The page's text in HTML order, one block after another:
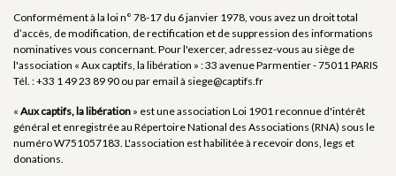
Conformément à la loi n° 78-17 du 6 janvier 1978, vous avez un droit total
d’accès, de modification, de rectification et de suppression des informations
nominatives vous concernant. Pour l'exercer, adressez-vous au siège de
l'association « Aux captifs, la libération » : 33 avenue Parmentier - 75011 PARIS
Tél. : +33 1 49 23 89 90 ou par email à siege@captifs.fr
« Aux captifs, la libération » est une association Loi 1901 reconnue d'intérêt
général et enregistrée au Répertoire National des Associations (RNA) sous le
numéro W751057183. L'association est habilitée à recevoir dons, legs et
donations.